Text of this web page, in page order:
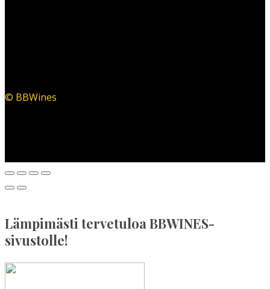
© BBWines
Lämpimästi tervetuloa BBWINES-
sivustolle!